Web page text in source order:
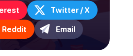
Twitter / X
Reddit Email